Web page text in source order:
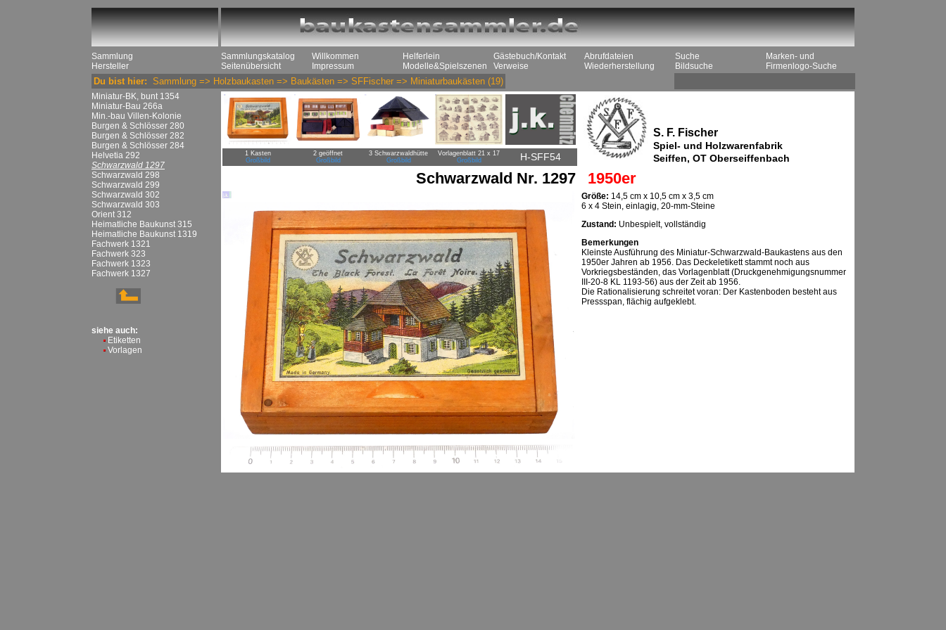
Sammlung
Hersteller
Sammlungskatalog
Seitenübersicht
Willkommen
Impressum
Helferlein
Modelle&Spielszenen
Gästebuch/Kontakt
Verweise
Abrufdateien
Wiederherstellung
Suche
Bildsuche
Marken- und
Firmenlogo-Suche
Du bist hier: Sammlung => Holzbaukasten => Baukästen => SFFischer => Miniaturbaukästen (19)
Miniatur-BK, bunt 1354
Miniatur-Bau 266a
Min.-bau Villen-Kolonie
Burgen & Schlösser 280
Burgen & Schlösser 282
Burgen & Schlösser 284
Helvetia 292
Schwarzwald 1297
Schwarzwald 298
Schwarzwald 299
Schwarzwald 302
Schwarzwald 303
Orient 312
Heimatliche Baukunst 315
Heimatliche Baukunst 1319
Fachwerk 1321
Fachwerk 323
Fachwerk 1323
Fachwerk 1327
siehe auch:
Etiketten
Vorlagen
1 Kasten
Großbild
2 geöffnet
Großbild
3 Schwarzwaldhütte
Großbild
Vorlagenblatt 21 x 17
Großbild
H-SFF54
S. F. Fischer
Spiel- und Holzwarenfabrik
Seiffen, OT Oberseiffenbach
Schwarzwald Nr. 1297 1950er
Größe: 14,5 cm x 10,5 cm x 3,5 cm
6 x 4 Stein, einlagig, 20-mm-Steine
Zustand: Unbespielt, vollständig
Bemerkungen
Kleinste Ausführung des Miniatur-Schwarzwald-Baukastens aus den
1950er Jahren ab 1956. Das Deckeletikett stammt noch aus
Vorkriegsbeständen, das Vorlagenblatt (Druckgenehmigungsnummer
III-20-8 KL 1193-56) aus der Zeit ab 1956.
Die Rationalisierung schreitet voran: Der Kastenboden besteht aus
Pressspan, flächig aufgeklebt.